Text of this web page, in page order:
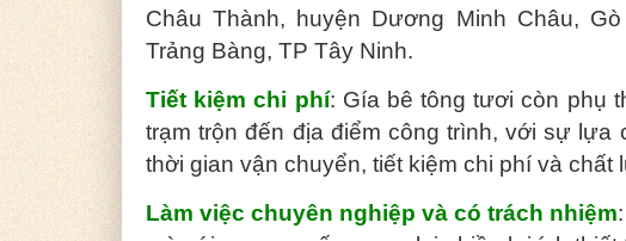
Châu Thành, huyện Dương Minh Châu,
Trảng Bàng, TP Tây Ninh.
Tiết kiệm chi phí: Gía bê tông tươi còn phụ
trạm trộn đến địa điểm công trình, với sự
thời gian vận chuyển, tiết kiệm chi phí và chất
Làm việc chuyên nghiệp và có trách nhiệm